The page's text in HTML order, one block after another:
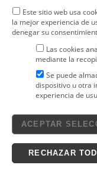
powered by4tickets
Ticketing solutions
Este sitio web usa
la mejor experiencia de
denegar su
Las cookies
mediante la
Se puede
dispositivo u otra
experiencia de
ACEPTAR
RECHAZAR